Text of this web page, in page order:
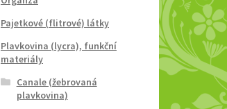
Pajetkové (flitrové) látky
Plavkovina (lycra), funkční
materiály
Canale (žebrovaná
plavkovina)